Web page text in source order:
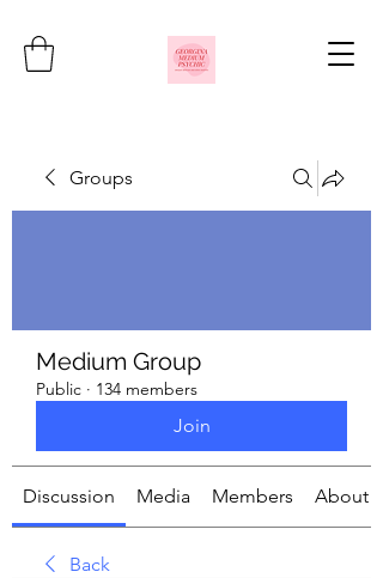
Groups
Medium Group
Public · 134 members
Join
Discussion Media Members About
Back